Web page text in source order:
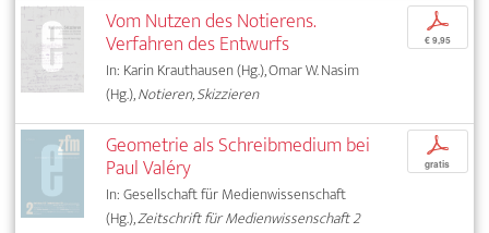
Vom Nutzen des Notierens.
Verfahren des Entwurfs
In: Karin Krauthausen (Hg.), Omar W. Nasim
(Hg.),Notieren, Skizzieren
p
€ 9,95
Geometrie als Schreibmedium bei
Paul Valéry
In: Gesellschaft für Medienwissenschaft
(Hg.),Zeitschrift für Medienwissenschaft 2
p
gratis